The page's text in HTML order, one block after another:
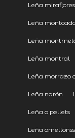
Leña
Leña
Leña
Leña montral
Leña morrazo
Leña narón
Leña o pellets
Leña omellonss